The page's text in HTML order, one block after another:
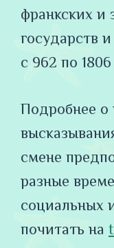
франкских и
государств
с 962 по 1806
Подробнее о
смене
разные
социальных
почитать на